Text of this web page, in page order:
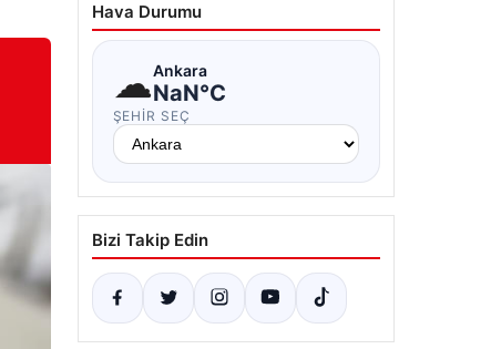
Hava Durumu
☁Ankara
NaN°C
ŞEHIR SEÇ
Bizi Takip Edin